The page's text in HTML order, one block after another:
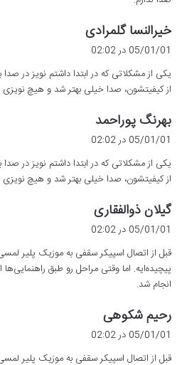
خیرالنسا گلمرادی
:
05/01/01 در 02:02
یکی از مشکلاتی که در ابتدا داشتم نویز در صدا
از کیفیتشون، صدا خیلی بهتر شد و هیچ
بهرنگ پوراحمد
ف
:
05/01/01 در 02:02
یکی از مشکلاتی که در ابتدا داشتم نویز در صدا
از کیفیتشون، صدا خیلی بهتر شد و هیچ
گیلان ذوالفقاری
ف
:
05/01/01 در 02:02
قبل از اتصال اسپیکر سقفی به موزیک پلیر
پیچیده‌ایه. اما وقتی مراحل رو طبق
انجام شد.
رحیم شکوهی
ف
:
05/01/01 در 02:02
قبل از اتصال اسپیکر سقفی به موزیک پلیر